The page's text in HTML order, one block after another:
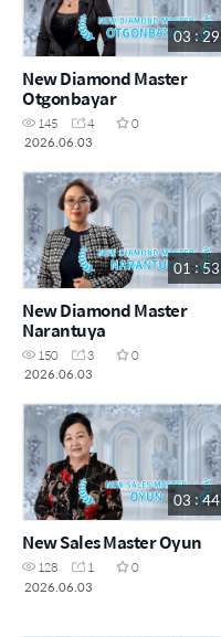
03 : 29
New Diamond Master
Otgonbayar
145 4
0
2026.06.03
01 : 53
New Diamond Master
Narantuya
150 3
0
2026.06.03
03 : 44
New Sales Master Oyun
128 1
0
2026.06.03